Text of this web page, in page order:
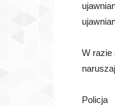
W razie
Policja